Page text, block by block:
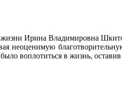
Ирина Владимировна
неоценимую
воплотиться в жизнь,